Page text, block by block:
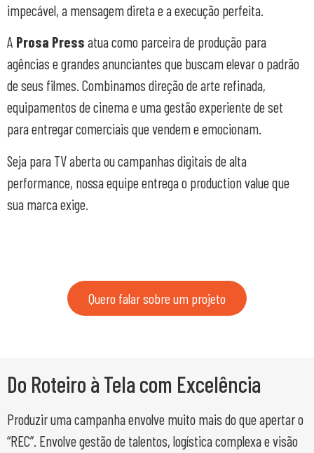
impecável, a mensagem direta e a execução perfeita.
A Prosa Press atua como parceira de produção para
agências e grandes anunciantes que buscam elevar o padrão
de seus filmes. Combinamos direção de arte refinada,
equipamentos de cinema e uma gestão experiente de set
para entregar comerciais que vendem e emocionam.
Seja para TV aberta ou campanhas digitais de alta
performance, nossa equipe entrega o production value que
sua marca exige.
Quero falar sobre um projeto
Do Roteiro à Tela com Excelência
Produzir uma campanha envolve muito mais do que apertar o
“REC”. Envolve gestão de talentos, logística complexa e visão